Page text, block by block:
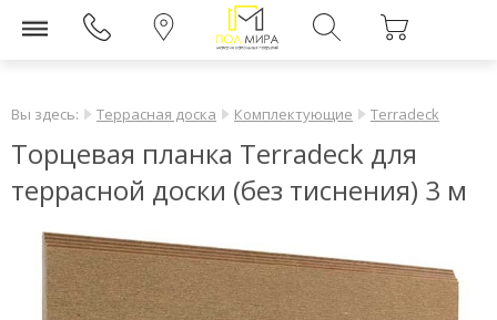
Вы здесь: Террасная доска Комплектующие Terradeck
Торцевая планка Terradeck для
террасной доски (без тиснения) 3 м